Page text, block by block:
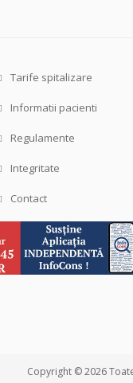
Tarife spitalizare
Informatii pacienti
Regulamente
Integritate
Contact
Copyright © 2026